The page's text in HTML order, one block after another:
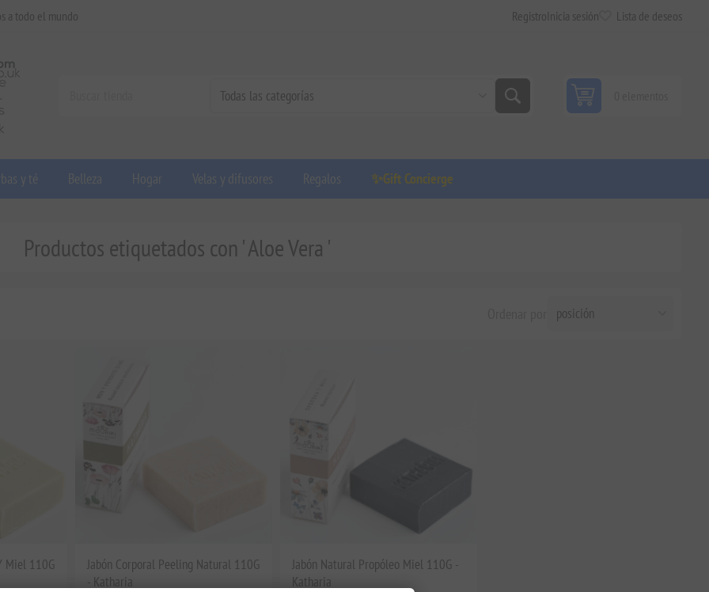
a todo el mundo Registro Inicia sesión Lista de deseos
y té Belleza Hogar Velas y difusores Regalos ✨Gift Concierge
Productos etiquetados con ' Aloe Vera '
Miel 110G
Jabón Corporal Peeling Natural 110G
- Katharia
Jabón Natural Propóleo Miel 110G -
Katharia